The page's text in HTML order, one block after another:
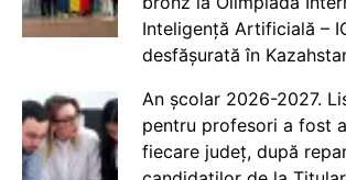
Inteligență Artificială –
desfășurată în
An școlar 2026-2027.
pentru profesori a fost
fiecare județ, după